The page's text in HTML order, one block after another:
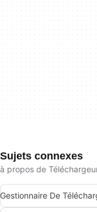
Sujets connexes
à propos de